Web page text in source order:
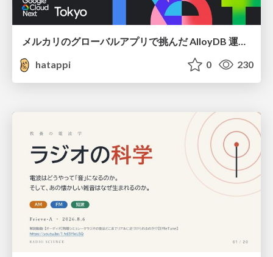
メルカリのグローバルアプリで挑んだ AlloyDB 運用と課題解決の実践記
hatappi
0 230